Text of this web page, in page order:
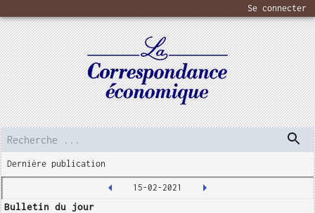
Se connecter
Dernière publication
15-02-2021
Bulletin du jour